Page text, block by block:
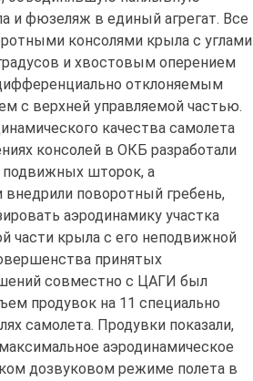
и фюзеляж в единый агрегат. Все
консолями крыла с углами
и хвостовым оперением
отклоняемым
с верхней управляемой частью.
качества самолета
консолей в ОКБ разработали
подвижных шторок, а
внедрили поворотный гребень,
аэродинамику участка
части крыла с его неподвижной
принятых
совместно с ЦАГИ был
продувок на 11 специально
самолета. Продувки показали,
аэродинамическое
дозвуковом режиме полета в